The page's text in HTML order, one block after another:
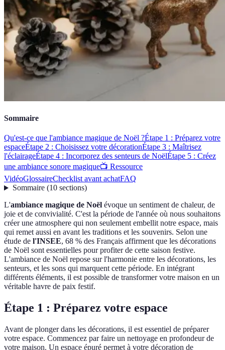
Sommaire
Qu'est-ce que l'ambiance magique de Noël ?Étape 1 : Préparez votre
espaceÉtape 2 : Choisissez votre décorationÉtape 3 : Maîtrisez
l'éclairageÉtape 4 : Incorporez des senteurs de NoëlÉtape 5 : Créez
une ambiance sonore magique📺 Ressource
VidéoGlossaireChecklist avant achatFAQ
Sommaire(10 sections)
L'ambiance magique de Noël évoque un sentiment de chaleur, de
joie et de convivialité. C'est la période de l'année où nous souhaitons
créer une atmosphere qui non seulement embellit notre espace, mais
qui remet aussi en avant les traditions et les souvenirs. Selon une
étude de l'INSEE, 68 % des Français affirment que les décorations
de Noël sont essentielles pour profiter de cette saison festive.
L'ambiance de Noël repose sur l'harmonie entre les décorations, les
senteurs, et les sons qui marquent cette période. En intégrant
différents éléments, il est possible de transformer votre maison en un
véritable havre de paix festif.
Étape 1 : Préparez votre espace
Avant de plonger dans les décorations, il est essentiel de préparer
votre espace. Commencez par faire un nettoyage en profondeur de
votre maison. Un espace épuré permet à votre décoration de